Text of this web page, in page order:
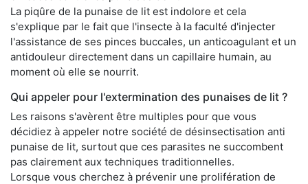
La piqûre de la punaise de lit est indolore et cela
s'explique par le fait que l'insecte à la faculté d'injecter
l'assistance de ses pinces buccales, un anticoagulant et un
antidouleur directement dans un capillaire humain, au
moment où elle se nourrit.
Qui appeler pour l'extermination des punaises de lit ?
Les raisons s'avèrent être multiples pour que vous
décidiez à appeler notre société de désinsectisation anti
punaise de lit, surtout que ces parasites ne succombent
pas clairement aux techniques traditionnelles.
Lorsque vous cherchez à prévenir une prolifération de